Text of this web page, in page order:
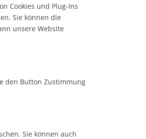
Cookies und Plug-Ins
Sie können die
unsere Website
den Button Zustimmung
Sie können auch